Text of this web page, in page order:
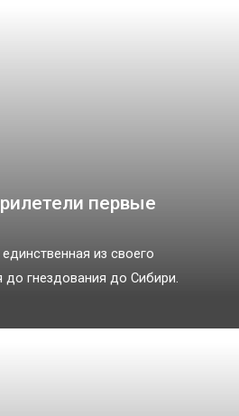
первые
из своего
гнездования до Сибири.